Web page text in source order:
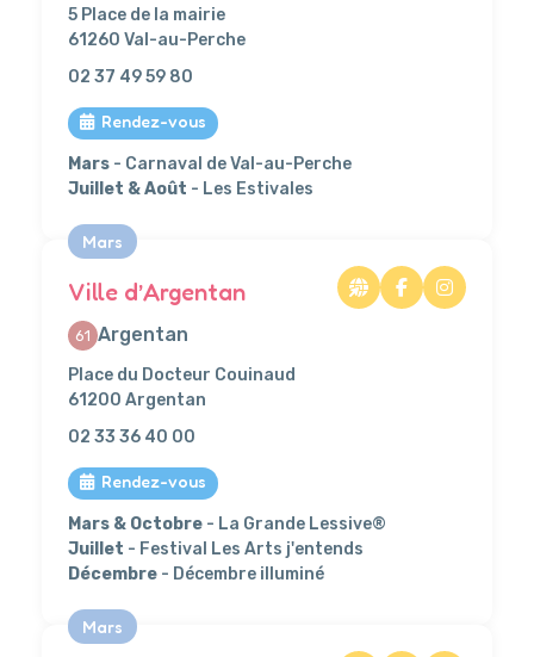
5 Place de la mairie
61260 Val-au-Perche
02 37 49 59 80
Rendez-vous
Mars - Carnaval de Val-au-Perche
Juillet & Août - Les Estivales
Mars
Ville d’Argentan
61 Argentan
Place du Docteur Couinaud
61200 Argentan
02 33 36 40 00
Rendez-vous
Mars & Octobre - La Grande Lessive®
Juillet - Festival Les Arts j'entends
Décembre - Décembre illuminé
Mars